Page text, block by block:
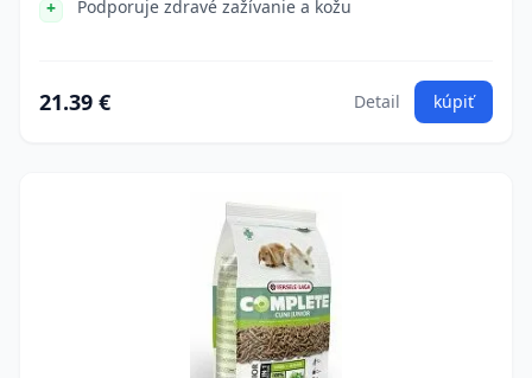
Podporuje zdravé zažívanie a kožu
21.39 € Detail kúpiť